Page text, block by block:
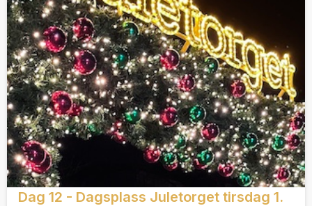
Dag 12 - Dagsplass Juletorget tirsdag 1.